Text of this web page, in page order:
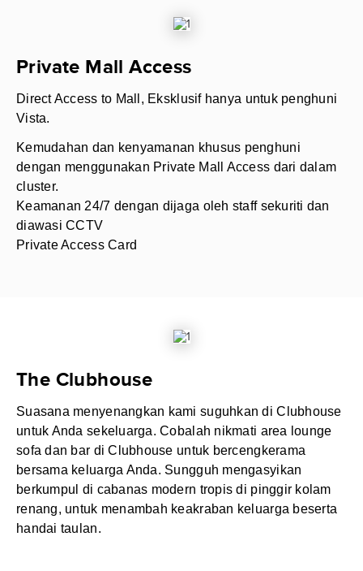
Private Mall Access
Direct Access to Mall, Eksklusif hanya untuk penghuni
Vista.
Kemudahan dan kenyamanan khusus penghuni
dengan menggunakan Private Mall Access dari dalam
cluster.
Keamanan 24/7 dengan dijaga oleh staff sekuriti dan
diawasi CCTV
Private Access Card
The Clubhouse
Suasana menyenangkan kami suguhkan di Clubhouse
untuk Anda sekeluarga. Cobalah nikmati area lounge
sofa dan bar di Clubhouse untuk bercengkerama
bersama keluarga Anda. Sungguh mengasyikan
berkumpul di cabanas modern tropis di pinggir kolam
renang, untuk menambah keakraban keluarga beserta
handai taulan.